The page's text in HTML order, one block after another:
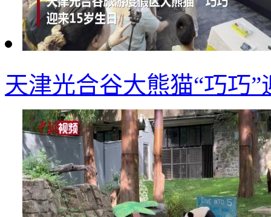
天津光合谷大熊猫“巧巧”